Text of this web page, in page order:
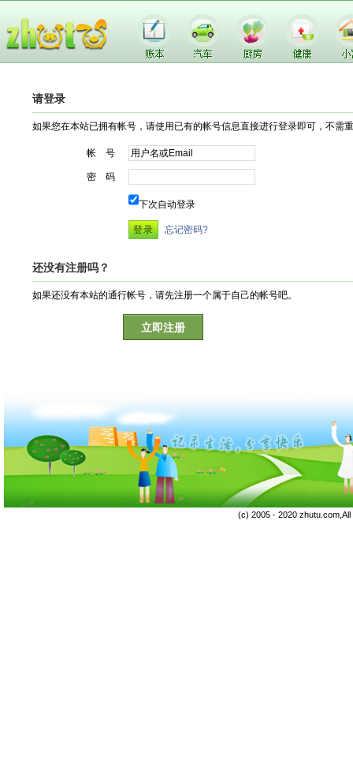
请登录
如果您在本站已拥有帐号，请使用已有的帐号信息直接进行登录即可，不需
帐 号
密 码
下次自动登录
忘记密码?
还没有注册吗？
如果还没有本站的通行帐号，请先注册一个属于自己的帐号吧。
立即注册
(c) 2005 - 2020